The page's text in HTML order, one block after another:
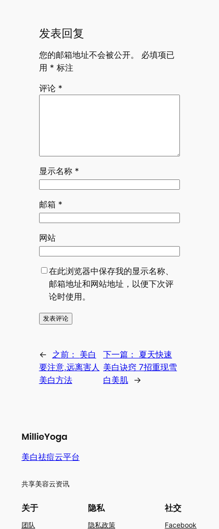
发表回复
您的邮箱地址不会被公开。
必填项已
用 * 标注
评论 *
显示名称 *
邮箱 *
网站
在此浏览器中保存我的显示名称、
邮箱地址和网站地址，以便下次评
论时使用。
← 之前： 美白
要注意,远离害人
美白方法
下一篇：
夏天快速
美白诀窍 7招重现雪
白美肌
→
美白祛痘云平台
共享美容云资讯
关于
团队
隐私
隐私政策
社交
Facebook